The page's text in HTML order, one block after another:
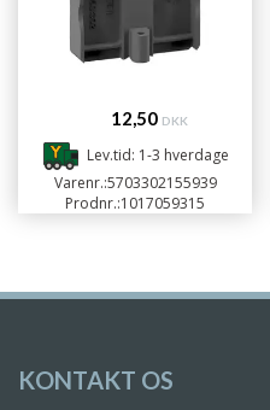
12,50 DKK
Lev.tid: 1-3 hverdage
Varenr.:5703302155939
Prodnr.:1017059315
KONTAKT OS